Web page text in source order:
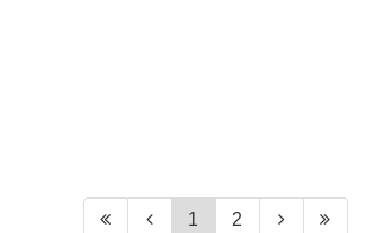
1 2